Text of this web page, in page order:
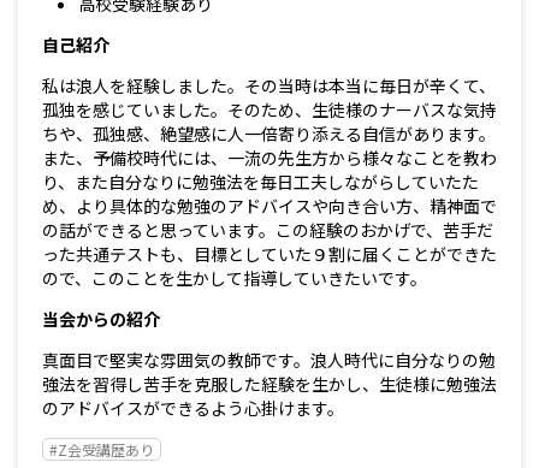
自己紹介
私は浪人を経験しました。その当時は本当に毎日が辛くて、
孤独を感じていました。そのため、生徒様のナーバスな気持
ちや、孤独感、絶望感に人一倍寄り添える自信があります。
また、予備校時代には、一流の先生方から様々なことを教わ
り、また自分なりに勉強法を毎日工夫しながらしていたた
め、より具体的な勉強のアドバイスや向き合い方、精神面で
の話ができると思っています。この経験のおかげで、苦手だ
った共通テストも、目標としていた９割に届くことができた
ので、このことを生かして指導していきたいです。
当会からの紹介
真面目で堅実な雰囲気の教師です。浪人時代に自分なりの勉
強法を習得し苦手を克服した経験を生かし、生徒様に勉強法
のアドバイスができるよう心掛けます。
#Z会受講歴あり